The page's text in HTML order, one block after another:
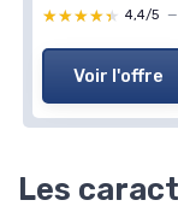
★★★★★
★★★★★ 4,4/5 —
Voir l'offre
Les